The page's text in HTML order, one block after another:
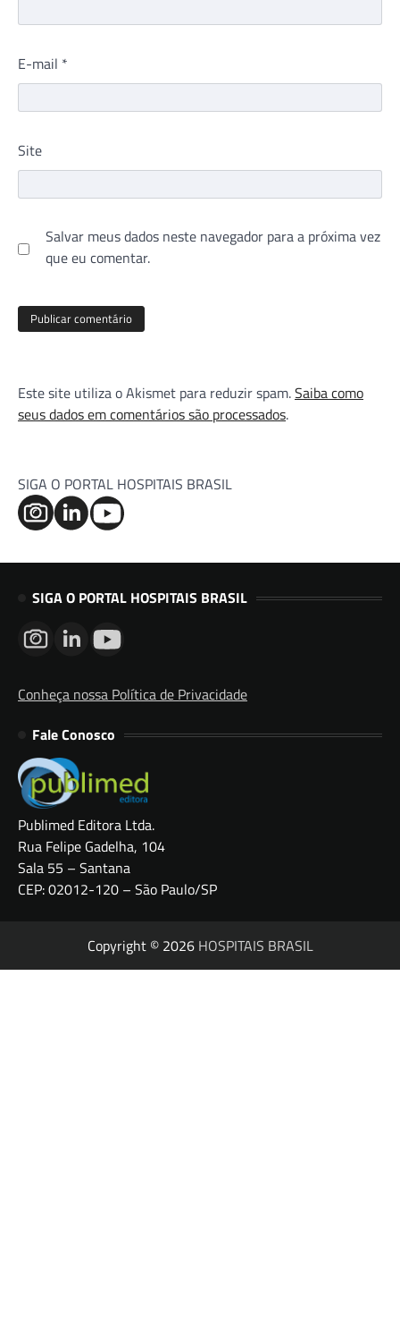
E-mail *
Site
Salvar meus dados neste navegador para a próxima vez
que eu comentar.
Este site utiliza o Akismet para reduzir spam.Saiba como
seus dados em comentários são processados.
SIGA O PORTAL HOSPITAIS BRASIL
SIGA O PORTAL HOSPITAIS BRASIL
Conheça nossa Política de Privacidade
Fale Conosco
Publimed Editora Ltda.
Rua Felipe Gadelha, 104
Sala 55 – Santana
CEP: 02012-120 – São Paulo/SP
Copyright © 2026 HOSPITAIS BRASIL